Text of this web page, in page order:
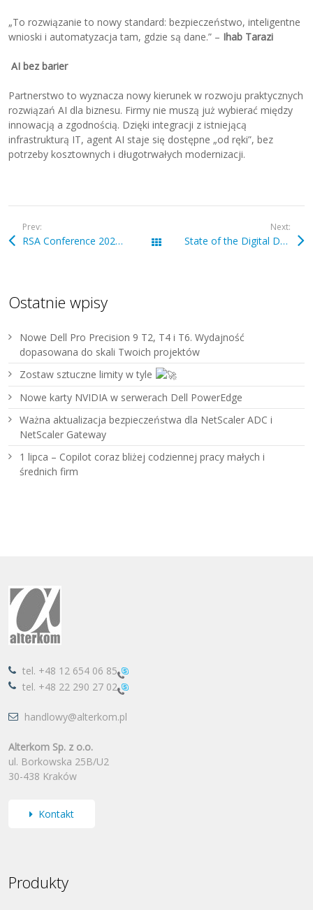
„To rozwiązanie to nowy standard: bezpieczeństwo, inteligentne
wnioski i automatyzacja tam, gdzie są dane.” – Ihab Tarazi
AI bez barier
Partnerstwo to wyznacza nowy kierunek w rozwoju praktycznych
rozwiązań AI dla biznesu. Firmy nie muszą już wybierać między
innowacją a zgodnością. Dzięki integracji z istniejącą
infrastrukturą IT, agent AI staje się dostępne „od ręki”, bez
potrzeby kosztownych i długotrwałych modernizacji.
Prev:
RSA Conference 2025: Co czeka branżę cyber w erze sztucznej inteligencji? Wszystkie wpisy
Next:
State of the Digital Decade 2025
Ostatnie wpisy
Nowe Dell Pro Precision 9 T2, T4 i T6. Wydajność
dopasowana do skali Twoich projektów
Zostaw sztuczne limity w tyle
Nowe karty NVIDIA w serwerach Dell PowerEdge
Ważna aktualizacja bezpieczeństwa dla NetScaler ADC i
NetScaler Gateway
1 lipca – Copilot coraz bliżej codziennej pracy małych i
średnich firm
tel. +48 12 654 06 85
tel. +48 22 290 27 02
handlowy@alterkom.pl
Alterkom Sp. z o.o.
ul. Borkowska 25B/U2
30-438 Kraków
Kontakt
Produkty